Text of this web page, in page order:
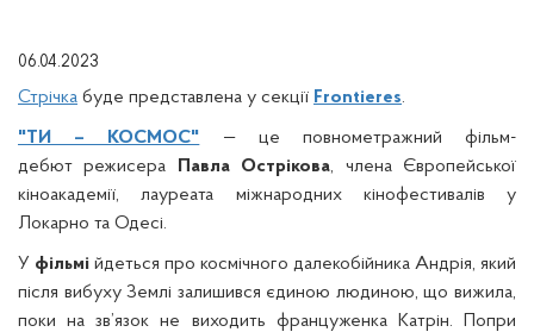
06.04.2023
Стрічка буде представлена у секції Frontieres.
"ТИ – КОСМОС" — це повнометражний фільм-
дебют режисера Павла Острікова, члена Європейської
кіноакадемії, лауреата міжнародних кінофестивалів у
Локарно та Одесі.
У фільмі йдеться про космічного далекобійника Андрія, який
після вибуху Землі залишився єдиною людиною, що вижила,
поки на зв’язок не виходить француженка Катрін. Попри